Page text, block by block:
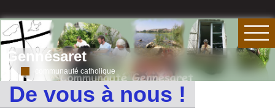
Gennésaret
communauté catholique
De vous à nous !